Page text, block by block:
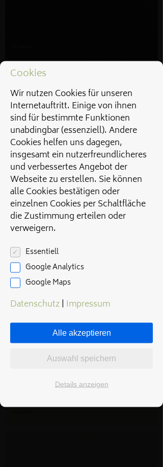
Cookies
Wir nutzen Cookies für unseren
Internetauftritt. Einige von ihnen
sind für bestimmte Funktionen
unabdingbar (essenziell). Andere
Cookies helfen uns dagegen,
insgesamt ein nutzerfreundlicheres
und verbessertes Angebot der
Webseite zu erstellen. Sie können
alle Cookies bestätigen oder
einzelnen Cookies per Schaltfläche
die Zustimmung erteilen oder
verweigern.
Essentiell
Google Analytics
Google Maps
Datenschutz| Impressum
Alle akzeptieren
Auswahl speichern
Details anzeigen